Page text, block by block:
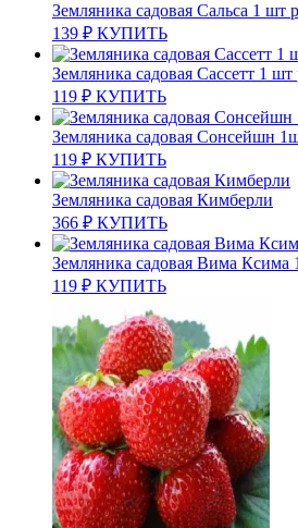
Земляника садовая Сальса 1 шт
139 ₽ КУПИТЬ
Земляника садовая Сассетт 1 шт
119 ₽ КУПИТЬ
Земляника садовая Сонсейшн
119 ₽ КУПИТЬ
Земляника садовая Кимберли
366 ₽ КУПИТЬ
Земляника садовая Вима Ксима
119 ₽ КУПИТЬ